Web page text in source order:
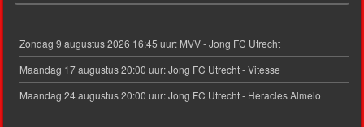
Zondag 9 augustus 2026 16:45 uur: MVV - Jong FC Utrecht
Maandag 17 augustus 20:00 uur: Jong FC Utrecht - Vitesse
Maandag 24 augustus 20:00 uur: Jong FC Utrecht - Heracles Almelo